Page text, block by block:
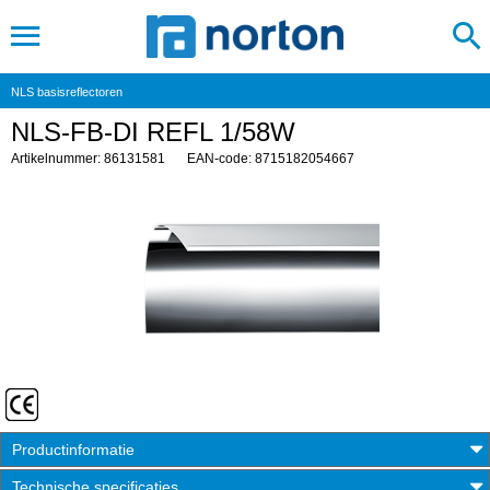
NLS basisreflectoren
NLS-FB-DI REFL 1/58W
Artikelnummer: 86131581 EAN-code: 8715182054667
Productinformatie